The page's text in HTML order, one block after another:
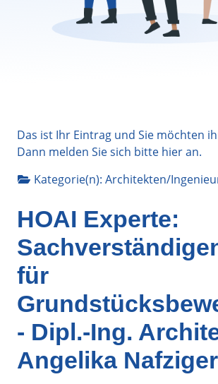
Das ist Ihr Eintrag und Sie möchten
Dann melden Sie sich bitte hieran.
Kategorie(n): Architekten/
HOAI Experte:
für
- Dipl.-Ing.
Angelika Nafziger